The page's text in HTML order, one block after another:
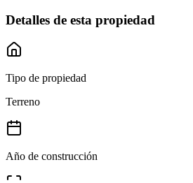
Detalles de esta propiedad
Tipo de propiedad
Terreno
Año de construcción